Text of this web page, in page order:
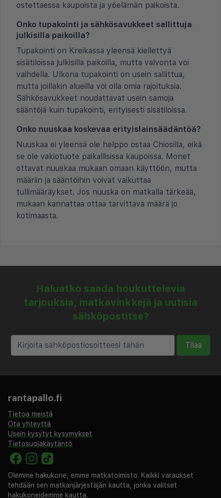
ostettaessa kaupoista ja yöelämän paikoista.
Onko tupakointi ja sähkösavukkeet sallittuja
julkisilla paikoilla?
Tupakointi on Kreikassa yleensä kiellettyä
sisätiloissa julkisilla paikoilla, mutta valvonta voi
vaihdella. Ulkona tupakointi on usein sallittua,
mutta joillakin alueilla voi olla omia rajoituksia.
Sähkösavukkeet noudattavat usein samoja
sääntöjä kuin tupakointi, erityisesti sisätiloissa.
Onko nuuskaa koskevaa erityislainsäädäntöä?
Nuuskaa ei yleensä ole helppo ostaa Chiosilla, eikä
se ole vakiotuote paikallisissa kaupoissa. Monet
ottavat nuuskaa mukaan omaan käyttöön, mutta
määriin ja sääntöihin voivat vaikuttaa
tullimääräykset. Jos nuuska on matkalla tärkeää,
mukaan kannattaa ottaa tarvittava määrä jo
kotimaasta.
Haluatko saada houkuttelevia
tarjouksia, matkavinkkejä ja uutisia
sähköpostitse?
Tilaa
rantapallo.fi
Tietoa meistä
Ota yhteyttä
Usein kysytyt kysymykset
Tietosuojakäytäntö
Olemme hakukone, emme matkatoimisto. Kaikki varaukset
tehdään sen matkanjärjestäjän kautta, jonka valitset
hakukoneidemme kautta.